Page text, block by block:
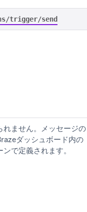
trigger/send
れません。メッセージの
ダッシュボード内の
で定義されます。